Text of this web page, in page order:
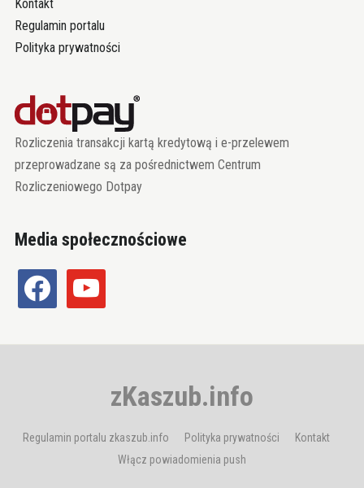
Kontakt
Regulamin portalu
Polityka prywatności
Rozliczenia transakcji kartą kredytową i e-przelewem
przeprowadzane są za pośrednictwem Centrum
Rozliczeniowego Dotpay
Media społecznościowe
facebook youtube
zKaszub.info
Regulamin portalu zkaszub.info Polityka prywatności
Kontakt
Włącz powiadomienia push